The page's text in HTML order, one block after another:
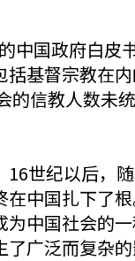
中国政府白
基督宗教在
信教人数未
世纪以后，
中国扎下了
中国社会的
广泛而复杂